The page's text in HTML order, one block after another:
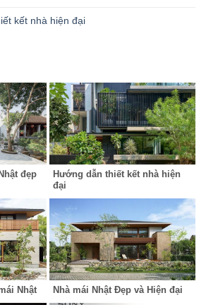
kết nhà hiện đại
đẹp
Hướng dẫn thiết kết nhà hiện
đại
Nhật Nhà mái Nhật Đẹp và Hiện đại